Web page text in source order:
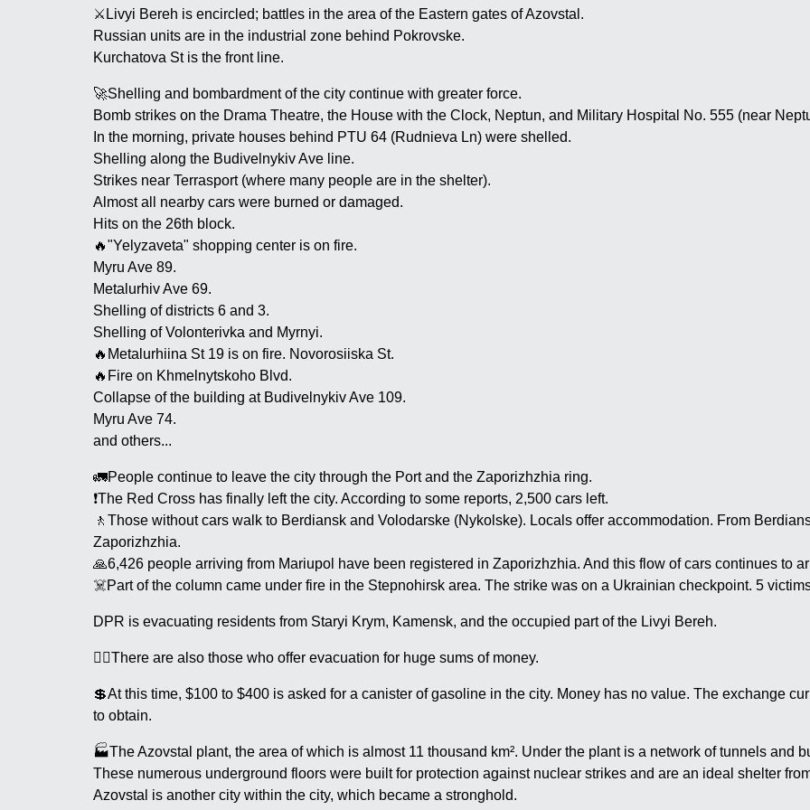
⚔️Livyi Bereh is encircled; battles in the area of the Eastern gates of Azovstal.
Russian units are in the industrial zone behind Pokrovske.
Kurchatova St is the front line.
🚀Shelling and bombardment of the city continue with greater force.
Bomb strikes on the Drama Theatre, the House with the Clock, Neptun, and Military Hospital No. 555 (near
In the morning, private houses behind PTU 64 (Rudnieva Ln) were shelled.
Shelling along the Budivelnykiv Ave line.
Strikes near Terrasport (where many people are in the shelter).
Almost all nearby cars were burned or damaged.
Hits on the 26th block.
🔥"Yelyzaveta" shopping center is on fire.
Myru Ave 89.
Metalurhiv Ave 69.
Shelling of districts 6 and 3.
Shelling of Volonterivka and Myrnyi.
🔥Metalurhiina St 19 is on fire. Novorosiiska St.
🔥Fire on Khmelnytskoho Blvd.
Collapse of the building at Budivelnykiv Ave 109.
Myru Ave 74.
and others...
🚛People continue to leave the city through the Port and the Zaporizhzhia ring.
❗The Red Cross has finally left the city. According to some reports, 2,500 cars left.
🚶Those without cars walk to Berdiansk and Volodarske (Nykolske). Locals offer accommodation. From
Zaporizhzhia.
🙏6,426 people arriving from Mariupol have been registered in Zaporizhzhia. And this flow of cars continues to
☠️Part of the column came under fire in the Stepnohirsk area. The strike was on a Ukrainian checkpoint. 5
DPR is evacuating residents from Staryi Krym, Kamensk, and the occupied part of the Livyi Bereh.
🏴‍☠️There are also those who offer evacuation for huge sums of money.
💲At this time, $100 to $400 is asked for a canister of gasoline in the city. Money has no value. The exchange
to obtain.
🏭The Azovstal plant, the area of which is almost 11 thousand km². Under the plant is a network of tunnels and
These numerous underground floors were built for protection against nuclear strikes and are an ideal shelter
Azovstal is another city within the city, which became a stronghold.